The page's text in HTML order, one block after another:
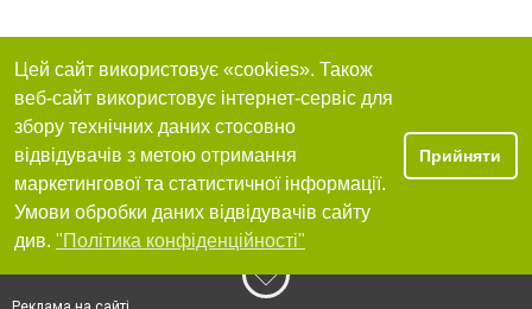
Цей сайт використовує «cookies». Також
веб-сайт використовує інтернет-сервіс для
збору технічних даних стосовно
відвідувачів з метою отримання
маркетингової та статистичної інформації.
Умови обробки даних відвідувачів сайту
див. "Політика конфіденційності"
Прийняти